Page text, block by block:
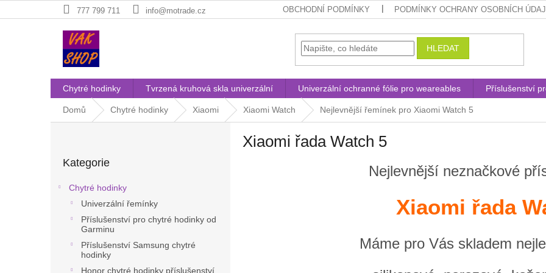
na
777 799 711 info@motrade.cz OBCHODNÍ PODMÍNKY PODMÍNKY OCHRANY OSOBNÍCH
HLEDAT
Chytré hodinky Tvrzená kruhová skla univerzální Univerzální ochranné fólie pro weareables Příslušenství
Domů Chytré hodinky Xiaomi Xiaomi Watch Nejlevnější řemínek pro Xiaomi Watch 5
kategorie
Kategorie
Chytré hodinky
Univerzální řemínky
Příslušenství pro chytré hodinky od
Garminu
Příslušenství Samsung chytré
hodinky
Honor chytré hodinky příslušenství
Xiaomi řada Watch 5
Nejlevnější neznačkové
Xiaomi řada
Máme pro Vás skladem